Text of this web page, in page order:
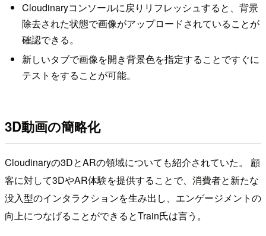
Cloudinaryコンソールに戻りリフレッシュすると、背景
除去された状態で画像がアップロードされていることが
確認できる。
新しいタブで画像を開き背景色を指定することですぐに
テストをすることが可能。
3D動画の簡略化
Cloudinaryの3DとARの領域についても紹介されていた。 顧
客に対して3DやAR体験を提供することで、消費者と新たな
没入型のインタラクションを生み出し、エンゲージメントの
向上につなげることができるとTrain氏は言う。